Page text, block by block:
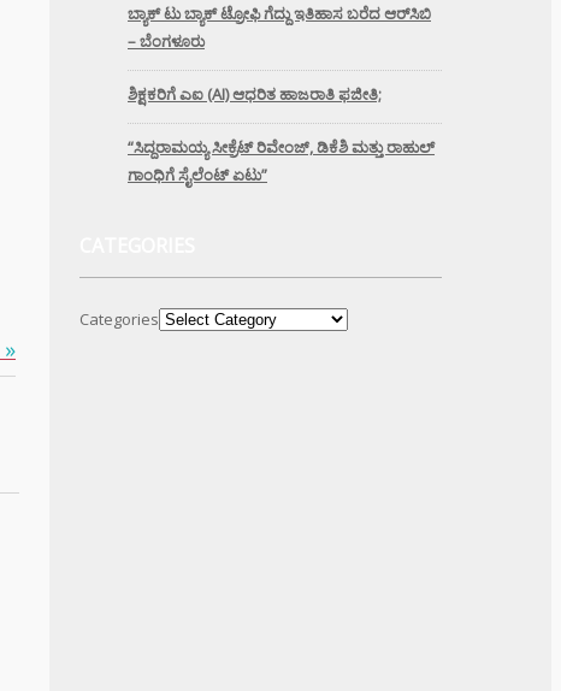
»
ಬ್ಯಾಕ್ ಟು ಬ್ಯಾಕ್ ಟ್ರೋಫಿ ಗೆದ್ದು ಇತಿಹಾಸ ಬರೆದ ಆರ್‌ಸಿಬಿ
– ಬೆಂಗಳೂರು
ಶಿಕ್ಷಕರಿಗೆ ಎಐ (AI) ಆಧರಿತ ಹಾಜರಾತಿ ಫಜೀತಿ;
“ಸಿದ್ದರಾಮಯ್ಯ ಸೀಕ್ರೆಟ್ ರಿವೇಂಜ್‌, ಡಿಕೆಶಿ ಮತ್ತು ರಾಹುಲ್‌
ಗಾಂಧಿಗೆ ಸೈಲೆಂಟ್ ಏಟು”
Categories